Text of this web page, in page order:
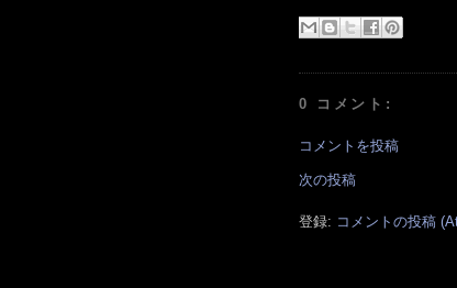
0 コメント:
コメントを投稿
次の投稿
登録: コメントの投稿